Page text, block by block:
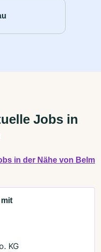
Jobs in
in der Nähe von Belm
KG